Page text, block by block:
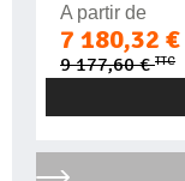
A partir de
7 180,32 €
9 177,60 €TTC